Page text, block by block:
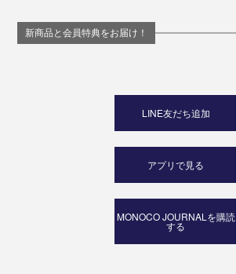
新商品と会員特典をお届け！
LINE友だち追加
アプリで見る
MONOCO JOURNALを購読
する